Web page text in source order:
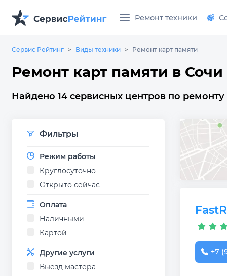
Ремонт техники
Сервис Рейтинг Виды техники Ремонт карт памяти
Ремонт карт памяти в Сочи
Найдено 14 сервисных центров по
Фильтры
Режим работы
Круглосуточно
Открыто сейчас
Оплата
Наличными
Картой
Другие услуги
Выезд мастера
+7